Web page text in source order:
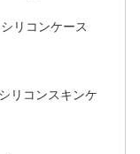
リコンケース
リコンスキンケ